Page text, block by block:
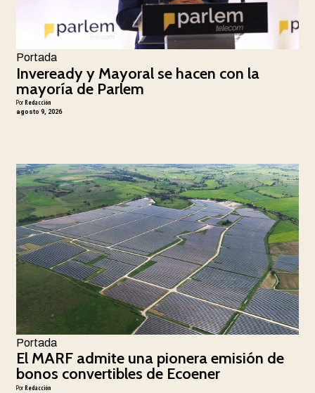
Portada
Inveready y Mayoral se hacen con la
mayoría de Parlem
Por Redacción
agosto 9, 2026
Portada
El MARF admite una pionera emisión de
bonos convertibles de Ecoener
Por Redacción